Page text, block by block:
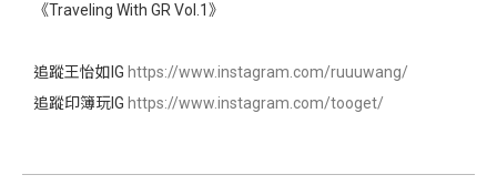
《Traveling With GR Vol.1》
追蹤王怡如IG https://www.instagram.com/ruuuwang/
追蹤印簿玩IG https://www.instagram.com/tooget/